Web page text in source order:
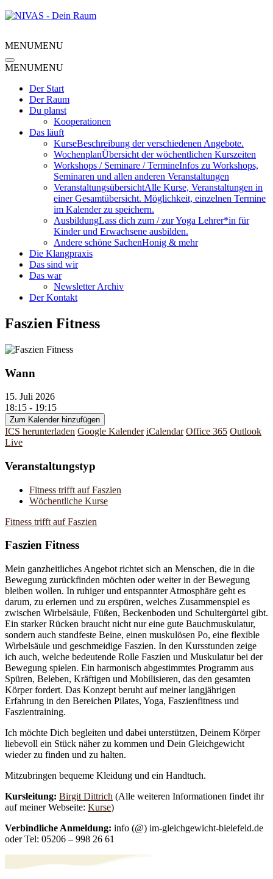
MENUMENU
MENUMENU
Der Start
Der Raum
Du planst
Kooperationen
Das läuft
KurseBeschreibung der verschiedenen Angebote.
WochenplanÜbersicht der wöchentlichen Kurszeiten
Workshops / Seminare / TermineInfos zu Workshops,
Seminaren und allen anderen Veranstaltungen
VeranstaltungsübersichtAlle Kurse, Veranstaltungen in
einer Gesamtübersicht. Möglichkeit, einzelnen Termine
im Kalender zu speichern.
AusbildungLass dich zum / zur Yoga Lehrer*in für
Kinder und Erwachsene ausbilden.
Andere schöne SachenHonig & mehr
Die Klangpraxis
Das sind wir
Das war
Newsletter Archiv
Der Kontakt
Faszien Fitness
Wann
15. Juli 2026
18:15 - 19:15
Zum Kalender hinzufügen
ICS herunterladen Google Kalender iCalendar Office 365 Outlook
Live
Veranstaltungstyp
Fitness trifft auf Faszien
Wöchentliche Kurse
Fitness trifft auf Faszien
Faszien Fitness
Mein ganzheitliches Angebot richtet sich an Menschen, die in die
Bewegung zurückfinden möchten oder weiter in der Bewegung
bleiben wollen. In ruhiger und entspannter Atmosphäre geht es
darum, zu erlernen und zu erspüren, welches Zusammenspiel es
zwischen Wirbelsäule, Füßen, Beckenboden und Schultergürtel gibt.
Ein starker Rücken braucht nicht nur eine gute Bauchmuskulatur,
sondern auch standfeste Beine, einen muskulösen Po, eine flexible
Wirbelsäule und geschmeidige Faszien. In den Kursstunden zeige
ich auch, welche bedeutende Rolle Faszien und Muskulatur bei der
Bewegung spielen. Ein harmonisch abgestimmtes Programm aus
Spüren, Beleben, Kräftigen und Mobilisieren, das den gesamten
Körper fordert. Das Konzept beruht auf meiner langjährigen
Erfahrung in den Bereichen Pilates, Yoga, Faszienfitness und
Faszientraining.
Ich möchte Dich begleiten und dabei unterstützen, Deinem Körper
liebevoll ein Stück näher zu kommen und Dein Gleichgewicht
wieder zu finden und zu halten.
Mitzubringen bequeme Kleidung und ein Handtuch.
Kursleitung: Birgit Dittrich (Alle weiteren Informationen findet ihr
auf meiner Webseite: Kurse)
Verbindliche Anmeldung: info (@) im-gleichgewicht-bielefeld.de
oder Tel: 05206 – 998 26 61